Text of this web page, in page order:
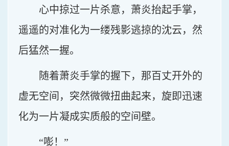
心中掠过一片杀意，萧炎抬起手掌，
遥遥的对准化为一缕残影逃掠的沈云，然
后猛然一握。
随着萧炎手掌的握下，那百丈开外的
虚无空间，突然微微扭曲起来，旋即迅速
化为一片凝成实质般的空间壁。
“嘭！”